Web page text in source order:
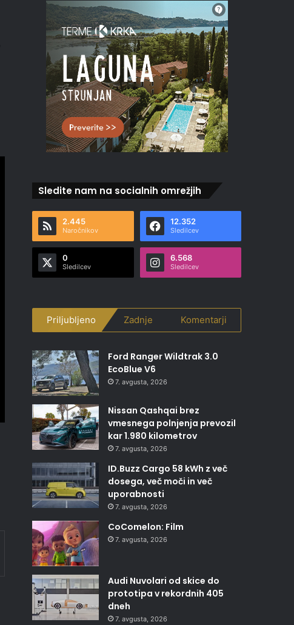
Sledite nam na socialnih omrežjih
2.445
Naročnikov
12.352
Sledilcev
0
Sledilcev
6.568
Sledilcev
Priljubljeno Zadnje Komentarji
Ford Ranger Wildtrak 3.0
EcoBlue V6
7. avgusta, 2026
Nissan Qashqai brez
vmesnega polnjenja prevozil
kar 1.980 kilometrov
7. avgusta, 2026
ID.Buzz Cargo 58 kWh z več
dosega, več moči in več
uporabnosti
7. avgusta, 2026
CoComelon: Film
7. avgusta, 2026
Audi Nuvolari od skice do
prototipa v rekordnih 405
dneh
7. avgusta, 2026